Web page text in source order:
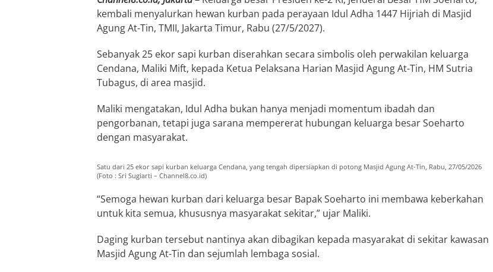
kembali menyalurkan hewan kurban pada perayaan Idul Adha 1447 Hijriah di Masjid
Agung At-Tin, TMII, Jakarta Timur, Rabu (27/5/2027).
Sebanyak 25 ekor sapi kurban diserahkan secara simbolis oleh perwakilan keluarga
Cendana, Maliki Mift, kepada Ketua Pelaksana Harian Masjid Agung At-Tin, HM Sutria
Tubagus, di area masjid.
Maliki mengatakan, Idul Adha bukan hanya menjadi momentum ibadah dan
pengorbanan, tetapi juga sarana mempererat hubungan keluarga besar Soeharto
dengan masyarakat.
Satu dari 25 ekor sapi kurban keluarga Cendana, yang tengah dipersiapkan di potong Masjid Agung At-Tin, Rabu, 27/05/2026
(Foto : Sri Sugiarti – Channel8.co.id)
“Semoga hewan kurban dari keluarga besar Bapak Soeharto ini membawa keberkahan
untuk kita semua, khususnya masyarakat sekitar,” ujar Maliki.
Daging kurban tersebut nantinya akan dibagikan kepada masyarakat di sekitar kawasan
Masjid Agung At-Tin dan sejumlah lembaga sosial.